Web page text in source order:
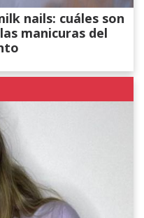
nails: cuáles son
manicuras del